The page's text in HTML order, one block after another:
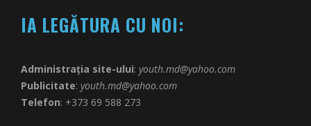
IA LEGĂTURA CU NOI:
Administrația site-ului: youth.md@yahoo.com
Publicitate: youth.md@yahoo.com
Telefon: +373 69 588 273